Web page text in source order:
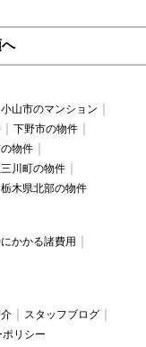
小山市のマンション
下野市の物件
物件
川町の物件
栃木県北部の物件
かかる諸費用
スタッフブログ
リシー